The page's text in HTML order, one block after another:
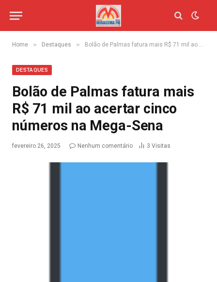
Home » Destaques » Bolão de Palmas fatura mais R$ 71 mil ao acertar cinco números na Mega-Sena
DESTAQUES
Bolão de Palmas fatura mais
R$ 71 mil ao acertar cinco
números na Mega-Sena
fevereiro 26, 2025 Nenhum comentário 3 Visitas